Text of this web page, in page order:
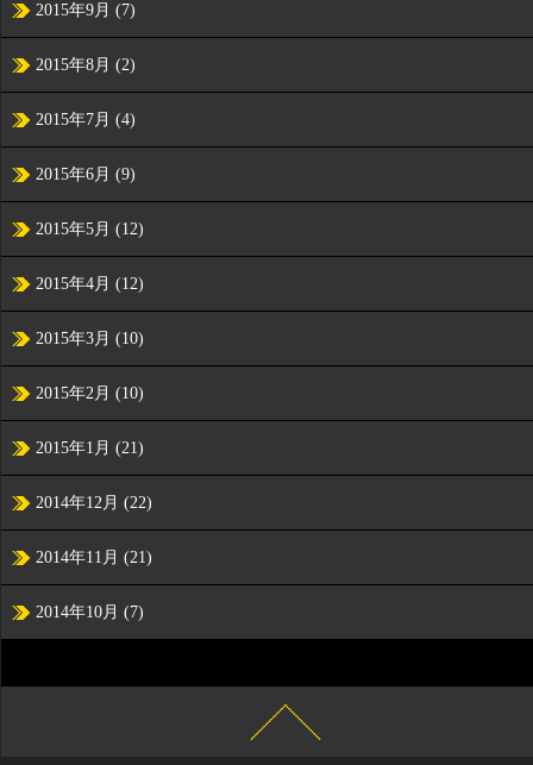
2015年9月 (7)
2015年8月 (2)
2015年7月 (4)
2015年6月 (9)
2015年5月 (12)
2015年4月 (12)
2015年3月 (10)
2015年2月 (10)
2015年1月 (21)
2014年12月 (22)
2014年11月 (21)
2014年10月 (7)